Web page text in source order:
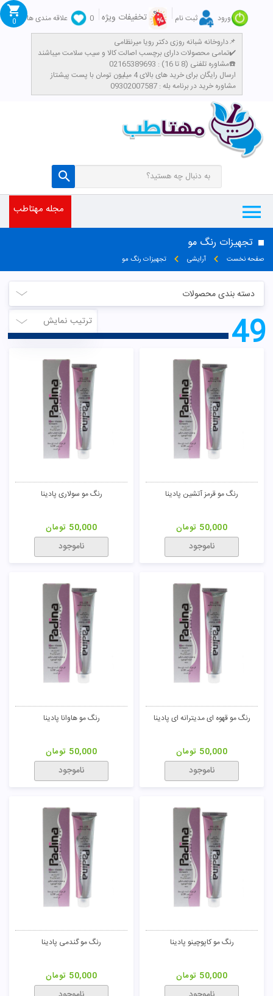
ورود ثبت نام تخفیفات ویژه 0
علاقه مندی ها
داروخانه شبانه روزی دکتر رویا میرنظامی📌
تمامی محصولات دارای برچسب اصالت کالا و سیب سلامت میباشند✔️
مشاوره تلفنی (8 تا 16) : 02165389693☎️
​ارسال رایگان برای خرید های بالای 4 میلیون تومان با پست پیشتاز
مشاوره خرید در برنامه بله : 09302007587
0
مجله مهتاطب
تجهیزات رنگ مو
صفحه نخست آرایشی تجهیزات رنگ مو
دسته بندی محصولات
ترتیب نمایش
49
رنگ مو قرمز آتشین پادینا
50,000 تومان
ناموجود
رنگ مو سولاری پادینا
50,000 تومان
ناموجود
رنگ مو قهوه ای مدیترانه ای پادینا
50,000 تومان
ناموجود
رنگ مو هاوانا پادینا
50,000 تومان
ناموجود
رنگ مو کاپوچینو پادینا
50,000 تومان
رنگ مو گندمی پادینا
50,000 تومان